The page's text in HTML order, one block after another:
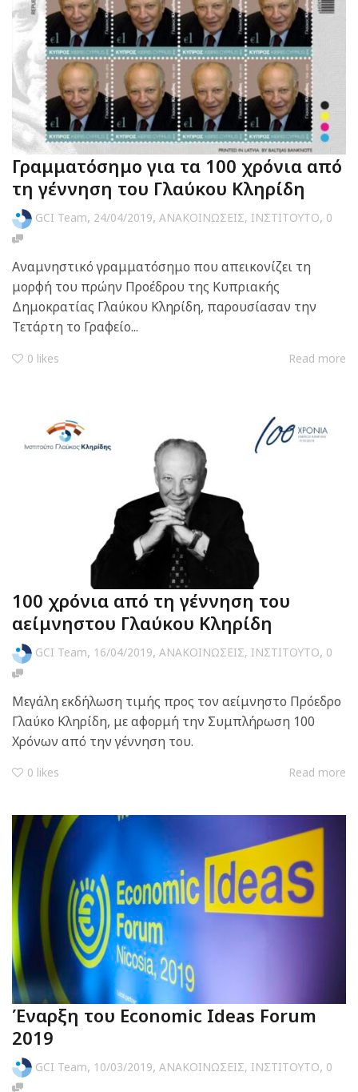
Γραμματόσημο για τα 100 χρόνια από
τη γέννηση του Γλαύκου Κληρίδη
GCI Team, 24/04/2019, ΑΝΑΚΟΙΝΩΣΕΙΣ, ΙΝΣΤΙΤΟΥΤΟ, 0
Αναμνηστικό γραμματόσημο που απεικονίζει τη
μορφή του πρώην Προέδρου της Κυπριακής
Δημοκρατίας Γλαύκου Κληρίδη, παρουσίασαν την
Τετάρτη το Γραφείο...
0 likes Read more
100 χρόνια από τη γέννηση του
αείμνηστου Γλαύκου Κληρίδη
GCI Team, 16/04/2019, ΑΝΑΚΟΙΝΩΣΕΙΣ, ΙΝΣΤΙΤΟΥΤΟ, 0
Mεγάλη εκδήλωση τιμής προς τον αείμνηστο Πρόεδρο
Γλαύκο Κληρίδη, με αφορμή την Συμπλήρωση 100
Χρόνων από την γέννηση του.
0 likes Read more
Έναρξη του Economic Ideas Forum
2019
GCI Team, 10/03/2019, ΑΝΑΚΟΙΝΩΣΕΙΣ, ΙΝΣΤΙΤΟΥΤΟ, 0